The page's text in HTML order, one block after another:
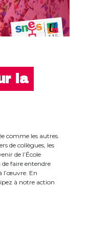
la
comme les autres.
de collègues, les
de l’École
faire entendre
l’œuvre. En
à notre action